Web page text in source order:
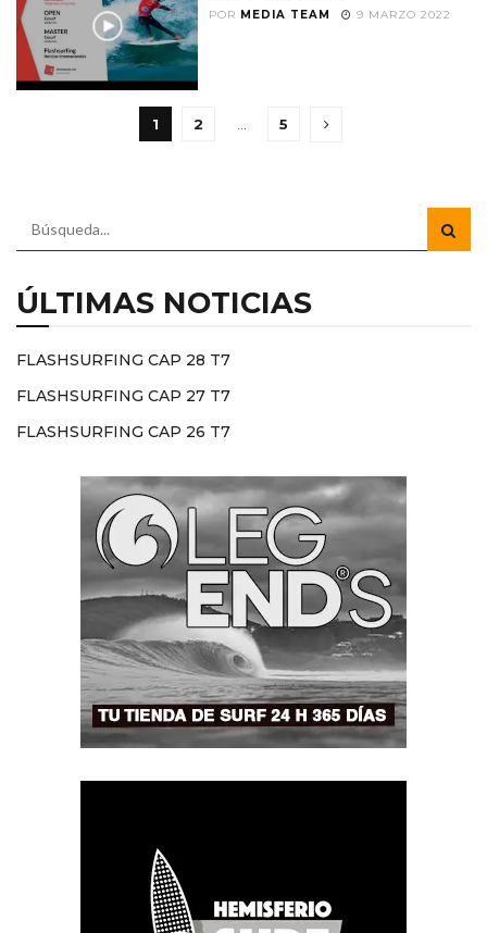
POR MEDIA TEAM 9 MARZO 2022
1 2 … 5
ÚLTIMAS NOTICIAS
FLASHSURFING CAP 28 T7
FLASHSURFING CAP 27 T7
FLASHSURFING CAP 26 T7